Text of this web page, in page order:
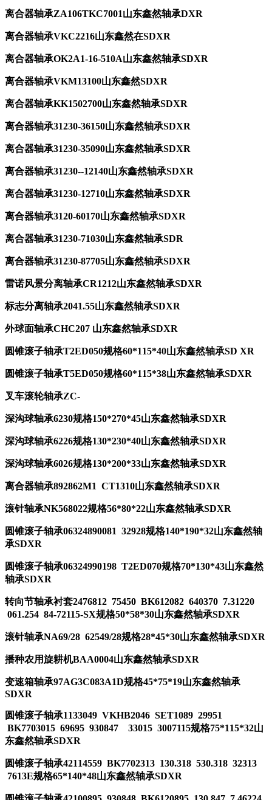
离合器轴承ZA106TKC7001山东鑫然轴承DXR
离合器轴承VKC2216山东鑫然在SDXR
离合器轴承OK2A1-16-510A山东鑫然轴承SDXR
离合器轴承VKM13100山东鑫然SDXR
离合器轴承KK1502700山东鑫然轴承SDXR
离合器轴承31230-36150山东鑫然轴承SDXR
离合器轴承31230-35090山东鑫然轴承SDXR
离合器轴承31230--12140山东鑫然轴承SDXR
离合器轴承31230-12710山东鑫然轴承SDXR
离合器轴承3120-60170山东鑫然轴承SDXR
离合器轴承31230-71030山东鑫然轴承SDR
离合器轴承31230-87705山东鑫然轴承SDXR
雷诺风景分离轴承CR1212山东鑫然轴承SDXR
标志分离轴承2041.55山东鑫然轴承SDXR
外球面轴承CHC207 山东鑫然轴承SDXR
圆锥滚子轴承T2ED050规格60*115*40山东鑫然轴承SD XR
圆锥滚子轴承T5ED050规格60*115*38山东鑫然轴承SDXR
叉车滚轮轴承ZC-
深沟球轴承6230规格150*270*45山东鑫然轴承SDXR
深沟球轴承6226规格130*230*40山东鑫然轴承SDXR
深沟球轴承6026规格130*200*33山东鑫然轴承SDXR
离合器轴承892862M1 CT1310山东鑫然轴承SDXR
滚针轴承NK568022规格56*80*22山东鑫然轴承SDXR
圆锥滚子轴承06324890081 32928规格140*190*32山东鑫然轴
承SDXR
圆锥滚子轴承06324990198 T2ED070规格70*130*43山东鑫然
轴承SDXR
转向节轴承衬套2476812 75450 BK612082 640370 7.31220
061.254 84-72115-SX规格50*58*30山东鑫然轴承SDXR
滚针轴承NA69/28 62549/28规格28*45*30山东鑫然轴承SDXR
播种农用旋耕机BAA0004山东鑫然轴承SDXR
变速箱轴承97AG3C083A1D规格45*75*19山东鑫然轴承
SDXR
圆锥滚子轴承1133049 VKHB2046 SET1089 29951
BK7703015 69695 930847 33015 3007115规格75*115*32山
东鑫然轴承SDXR
圆锥滚子轴承42114559 BK7702313 130.318 530.318 32313
7613E规格65*140*48山东鑫然轴承SDXR